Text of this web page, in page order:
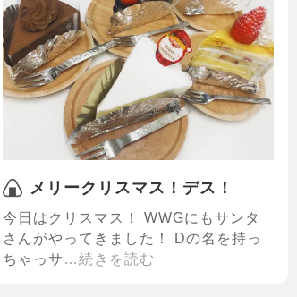
メリークリスマス！デス！
今日はクリスマス！ WWGにもサンタ
さんがやってきました！ Dの名を持っ
ちゃっサ …続きを読む